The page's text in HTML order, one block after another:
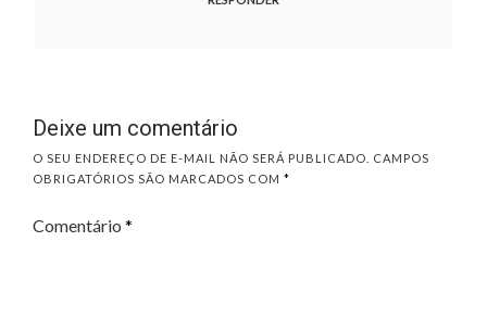
Deixe um comentário
O SEU ENDEREÇO DE E-MAIL NÃO SERÁ PUBLICADO.
CAMPOS
OBRIGATÓRIOS SÃO MARCADOS COM *
Comentário *